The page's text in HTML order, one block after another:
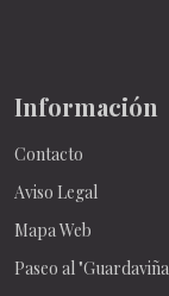
Información
Contacto
Aviso Legal
Mapa Web
Paseo al